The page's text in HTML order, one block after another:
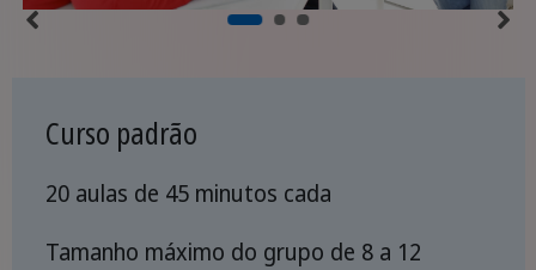
Curso padrão
20 aulas de 45 minutos cada
Tamanho máximo do grupo de 8 a 12